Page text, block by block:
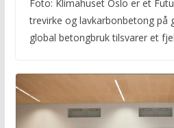
Foto: Klimahuset Oslo er et
trevirke og lavkarbonbetong på
global betongbruk tilsvarer et